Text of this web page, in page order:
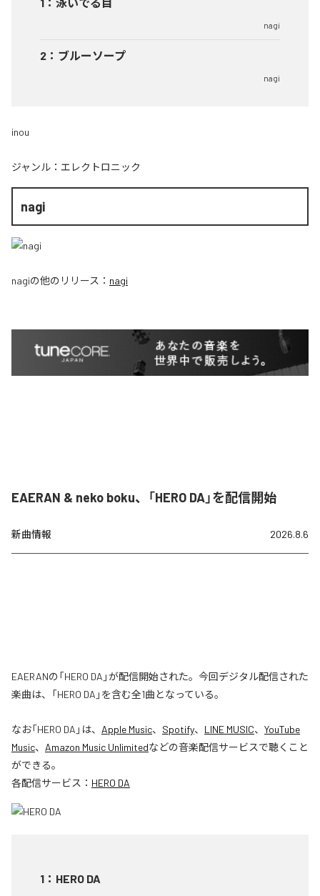
nagi
2 ： ブルーソープ
nagi
inou
ジャンル： エレクトロニック
nagi
nagiの他のリリース： nagi
EAERAN & neko boku、「HERO DA」を配信開始
新曲情報 2026.8.6
EAERANの「HERO DA」が配信開始された。今回デジタル配信された
楽曲は、「HERO DA」を含む全1曲となっている。
なお「HERO DA 」は、 Apple Music、 Spotify、 LINE MUSIC、 YouTube
Music、 Amazon Music Unlimitedなどの音楽配信サービスで聴くこと
ができる。
各配信サービス： HERO DA
1 ： HERO DA